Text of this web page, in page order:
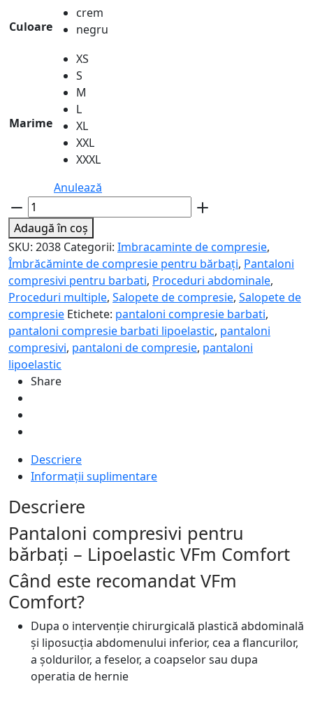
Culoare
crem
negru
Marime
XS
S
M
L
XL
XXL
XXXL
Anulează
Cantitate
Pantaloni
compresivi
pentru
bărbați
-
Lipoelastic
VFm
Comfort
Adaugă în coș
SKU: 2038 Categorii: Imbracaminte de compresie,
Îmbrăcăminte de compresie pentru bărbați, Pantaloni
compresivi pentru barbati, Proceduri abdominale,
Proceduri multiple, Salopete de compresie, Salopete de
compresie Etichete: pantaloni compresie barbati,
pantaloni compresie barbati lipoelastic, pantaloni
compresivi, pantaloni de compresie, pantaloni
lipoelastic
Share
Descriere
Informații suplimentare
Descriere
Pantaloni compresivi pentru
bărbați – Lipoelastic VFm Comfort
Când este recomandat VFm
Comfort?
Dupa o intervenție chirurgicală plastică abdominală
și liposucția abdomenului inferior, cea a flancurilor,
a șoldurilor, a feselor, a coapselor sau dupa
operatia de hernie